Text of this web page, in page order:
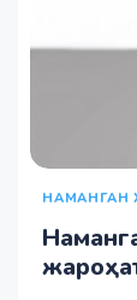
НАМАНГАН